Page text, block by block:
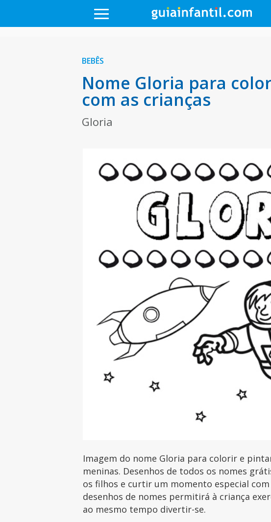
BEBÊS
Nome Gloria para
com as crianças
Gloria
Imagem do nome Gloria para colorir e
meninas. Desenhos de todos os nomes
os filhos e curtir um momento especial
desenhos de nomes permitirá à criança
ao mesmo tempo divertir-se.